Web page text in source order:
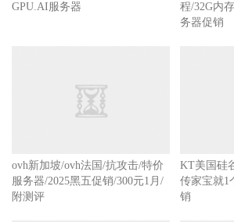
GPU.AI服务器
程/32G内
务器促销
ovh新加坡/ovh法国/抗攻击/特价
服务器/2025黑五促销/300元1月/
附测评
KT美国硅
传家宝就1
销